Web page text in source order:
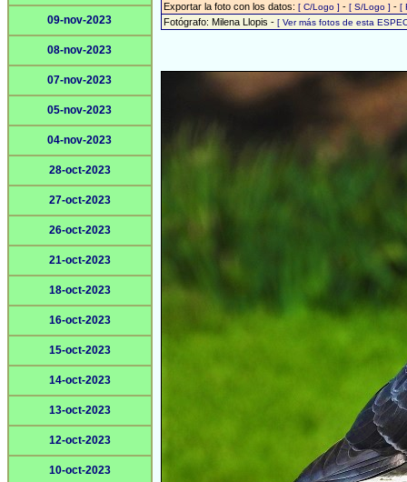
09-nov-2023
08-nov-2023
07-nov-2023
05-nov-2023
04-nov-2023
28-oct-2023
27-oct-2023
26-oct-2023
21-oct-2023
18-oct-2023
16-oct-2023
15-oct-2023
14-oct-2023
13-oct-2023
12-oct-2023
10-oct-2023
Exportar la foto con los datos: [ C/Logo ] - [ S/Logo ] - [
Fotógrafo: Milena Llopis - [ Ver más fotos de esta